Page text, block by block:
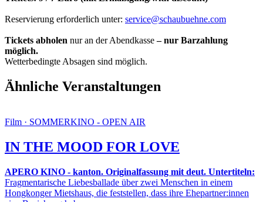
Reservierung erforderlich unter: service@schaubuehne.com
Tickets abholen nur an der Abendkasse– nur Barzahlung
möglich.
Wetterbedingte Absagen sind möglich.
Ähnliche Veranstaltungen
Film · SOMMERKINO - OPEN AIR
IN THE MOOD FOR LOVE
APERO KINO - kanton. Originalfassung mit deut. Untertiteln:
Fragmentarische Liebesballade über zwei Menschen in einem
Hongkonger Mietshaus, die feststellen, dass ihre Ehepartner:innen